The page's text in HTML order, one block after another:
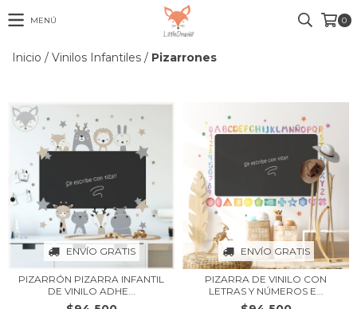
MENÚ 0
Inicio / Vinilos Infantiles / Pizarrones
ENVÍO GRATIS
PIZARRÓN PIZARRA INFANTIL
DE VINILO ADHE...
ENVÍO GRATIS
PIZARRA DE VINILO CON
LETRAS Y NÚMEROS E...